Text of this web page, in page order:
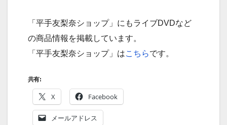
「平手友梨奈ショップ」にもライブDVDなど
の商品情報を掲載しています。
「平手友梨奈ショップ」はこちらです。
共有:
X Facebook
メールアドレス